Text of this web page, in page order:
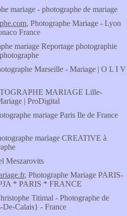
mariage - photographe de mariage
, Photographe Mariage - Lyon
France
mariage Reportage photographie
Marseille - Mariage | O L I V
MARIAGE Lille-
| ProDigital
mariage Paris Ile de France
mariage CREATIVE à
Meszarovits
, Photographe Mariage PARIS-
* PARIS * FRANCE
Titimal - Photographe de
Calais} - France